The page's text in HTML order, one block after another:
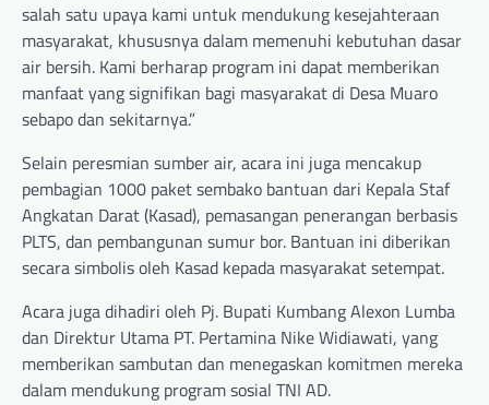
salah satu upaya kami untuk mendukung kesejahteraan
masyarakat, khususnya dalam memenuhi kebutuhan dasar
air bersih. Kami berharap program ini dapat memberikan
manfaat yang signifikan bagi masyarakat di Desa Muaro
sebapo dan sekitarnya.”
Selain peresmian sumber air, acara ini juga mencakup
pembagian 1000 paket sembako bantuan dari Kepala Staf
Angkatan Darat (Kasad), pemasangan penerangan berbasis
PLTS, dan pembangunan sumur bor. Bantuan ini diberikan
secara simbolis oleh Kasad kepada masyarakat setempat.
Acara juga dihadiri oleh Pj. Bupati Kumbang Alexon Lumba
dan Direktur Utama PT. Pertamina Nike Widiawati, yang
memberikan sambutan dan menegaskan komitmen mereka
dalam mendukung program sosial TNI AD.